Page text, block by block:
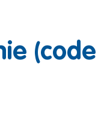
(code